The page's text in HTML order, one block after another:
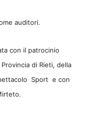
auditori.
con il patrocinio
di Rieti, della
Sport e con